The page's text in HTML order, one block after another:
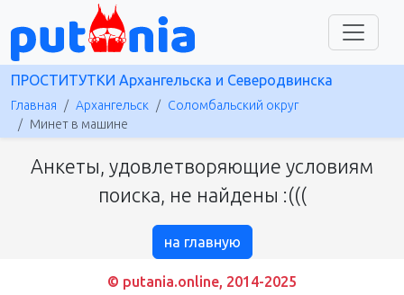
ПРОСТИТУТКИ Архангельска и Северодвинска
Главная Архангельск
Соломбальский округ
Минет в машине
Анкеты, удовлетворяющие условиям
поиска, не найдены :(((
на главную
© putania.online, 2014-2025